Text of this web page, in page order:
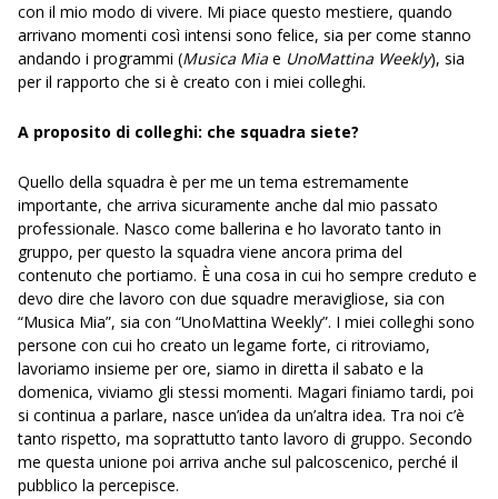
con il mio modo di vivere. Mi piace questo mestiere, quando
arrivano momenti così intensi sono felice, sia per come stanno
andando i programmi (Musica Mia e UnoMattina Weekly), sia
per il rapporto che si è creato con i miei colleghi.
A proposito di colleghi: che squadra siete?
Quello della squadra è per me un tema estremamente
importante, che arriva sicuramente anche dal mio passato
professionale. Nasco come ballerina e ho lavorato tanto in
gruppo, per questo la squadra viene ancora prima del
contenuto che portiamo. È una cosa in cui ho sempre creduto e
devo dire che lavoro con due squadre meravigliose, sia con
“Musica Mia”, sia con “UnoMattina Weekly”. I miei colleghi sono
persone con cui ho creato un legame forte, ci ritroviamo,
lavoriamo insieme per ore, siamo in diretta il sabato e la
domenica, viviamo gli stessi momenti. Magari finiamo tardi, poi
si continua a parlare, nasce un’idea da un’altra idea. Tra noi c’è
tanto rispetto, ma soprattutto tanto lavoro di gruppo. Secondo
me questa unione poi arriva anche sul palcoscenico, perché il
pubblico la percepisce.